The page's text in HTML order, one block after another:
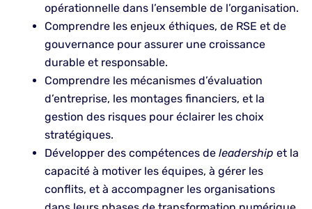
opérationnelle dans l’ensemble de l’organisation.
Comprendre les enjeux éthiques, de RSE et de
gouvernance pour assurer une croissance
durable et responsable.
Comprendre les mécanismes d’évaluation
d’entreprise, les montages financiers, et la
gestion des risques pour éclairer les choix
stratégiques.
Développer des compétences de leadership et la
capacité à motiver les équipes, à gérer les
conflits, et à accompagner les organisations